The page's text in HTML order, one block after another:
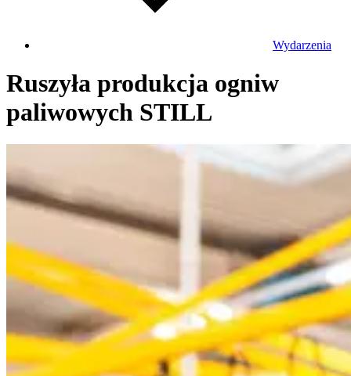
Wydarzenia
Ruszyła produkcja ogniw
paliwowych STILL